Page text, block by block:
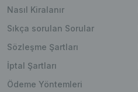
Nasıl Kiralanır
Sıkça sorulan Sorular
Sözleşme Şartları
İptal Şartları
Ödeme Yöntemleri